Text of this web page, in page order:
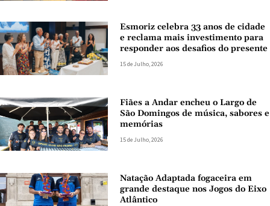
Esmoriz celebra 33 anos de cidade
e reclama mais investimento para
responder aos desafios do presente
15 de Julho, 2026
Fiães a Andar encheu o Largo de
São Domingos de música, sabores e
memórias
15 de Julho, 2026
Natação Adaptada fogaceira em
grande destaque nos Jogos do Eixo
Atlântico